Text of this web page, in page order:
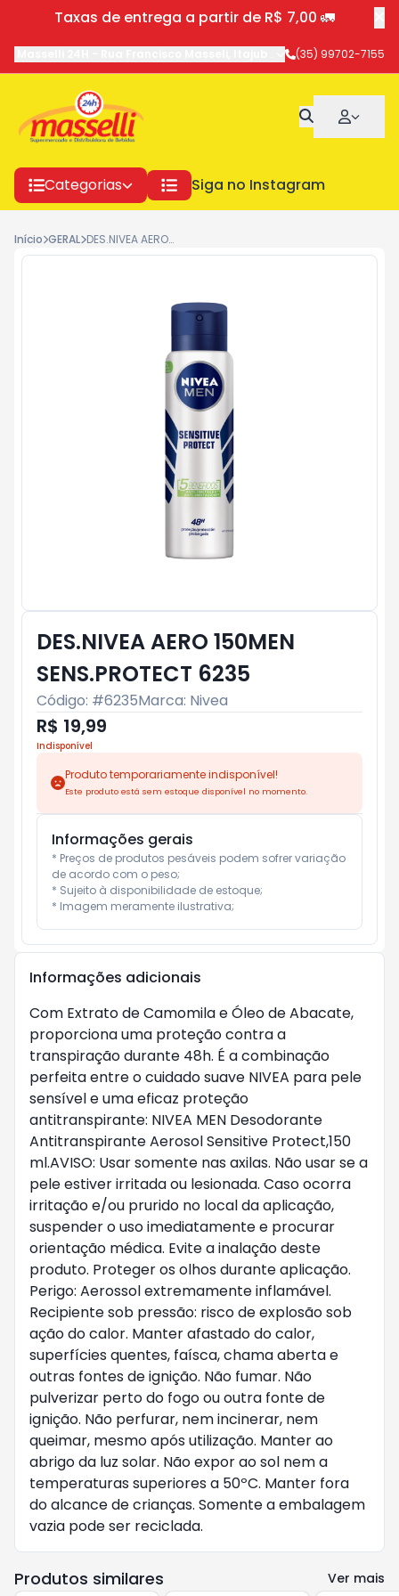
Taxas de entrega a partir de R$ 7,00 🚛
MG(35) 99702-7155
Categorias Siga no Instagram
Início GERAL DES.NIVEA AERO 150MEN SENS.PROTECT 6235
DES.NIVEA AERO 150MEN
SENS.PROTECT 6235
Código: #6235Marca: Nivea
R$ 19,99
Indisponível
Produto temporariamente indisponível!
Este produto está sem estoque disponível no momento.
Informações gerais
* Preços de produtos pesáveis podem sofrer variação
de acordo com o peso;
* Sujeito à disponibilidade de estoque;
* Imagem meramente ilustrativa;
Informações adicionais
Com Extrato de Camomila e Óleo de Abacate,
proporciona uma proteção contra a
transpiração durante 48h. É a combinação
perfeita entre o cuidado suave NIVEA para pele
sensível e uma eficaz proteção
antitranspirante: NIVEA MEN Desodorante
Antitranspirante Aerosol Sensitive Protect,150
ml.AVISO: Usar somente nas axilas. Não usar se a
pele estiver irritada ou lesionada. Caso ocorra
irritação e/ou prurido no local da aplicação,
suspender o uso imediatamente e procurar
orientação médica. Evite a inalação deste
produto. Proteger os olhos durante aplicação.
Perigo: Aerossol extremamente inflamável.
Recipiente sob pressão: risco de explosão sob
ação do calor. Manter afastado do calor,
superfícies quentes, faísca, chama aberta e
outras fontes de ignição. Não fumar. Não
pulverizar perto do fogo ou outra fonte de
ignição. Não perfurar, nem incinerar, nem
queimar, mesmo após utilização. Manter ao
abrigo da luz solar. Não expor ao sol nem a
temperaturas superiores a 50ºC. Manter fora
do alcance de crianças. Somente a embalagem
vazia pode ser reciclada.
Produtos similares Ver mais